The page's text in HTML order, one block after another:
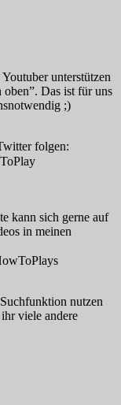
unterstützen
Das ist für uns
;)
folgen:
kann sich gerne auf
in meinen
nutzen
viele andere